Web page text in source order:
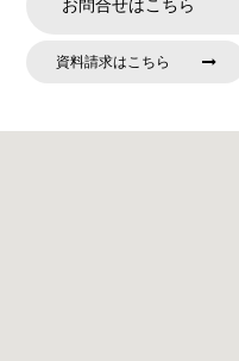
お問合せはこちら
資料請求はこちら